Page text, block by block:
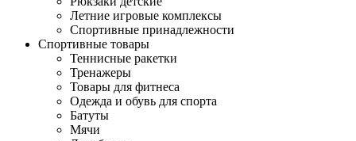
Летние игровые комплексы
Спортивные принадлежности
Спортивные товары
Теннисные ракетки
Тренажеры
Товары для фитнеса
Одежда и обувь для спорта
Батуты
Мячи